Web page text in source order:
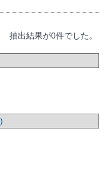
抽出結果が0件でした。